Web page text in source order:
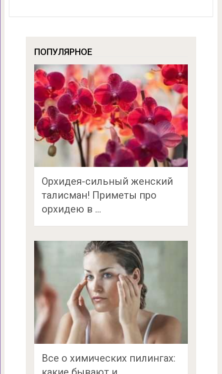
ПОПУЛЯРНОЕ
Орхидея-сильный женский
талисман! Приметы про
орхидею в …
Все о химических пилингах: